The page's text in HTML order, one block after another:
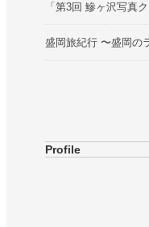
「第3回 鰺ヶ沢写真ク
盛岡旅紀行 〜盛岡の
Profile